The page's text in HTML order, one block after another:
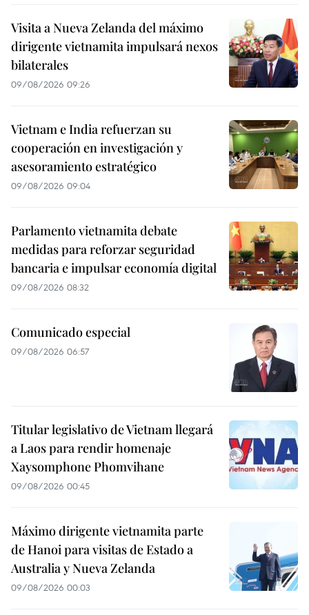
Visita a Nueva Zelanda del máximo
dirigente vietnamita impulsará nexos
bilaterales
09/08/2026 09:26
Vietnam e India refuerzan su
cooperación en investigación y
asesoramiento estratégico
09/08/2026 09:04
Parlamento vietnamita debate
medidas para reforzar seguridad
bancaria e impulsar economía digital
09/08/2026 08:32
Comunicado especial
09/08/2026 06:57
Titular legislativo de Vietnam llegará
a Laos para rendir homenaje
Xaysomphone Phomvihane
09/08/2026 00:45
Máximo dirigente vietnamita parte
de Hanoi para visitas de Estado a
Australia y Nueva Zelanda
09/08/2026 00:03